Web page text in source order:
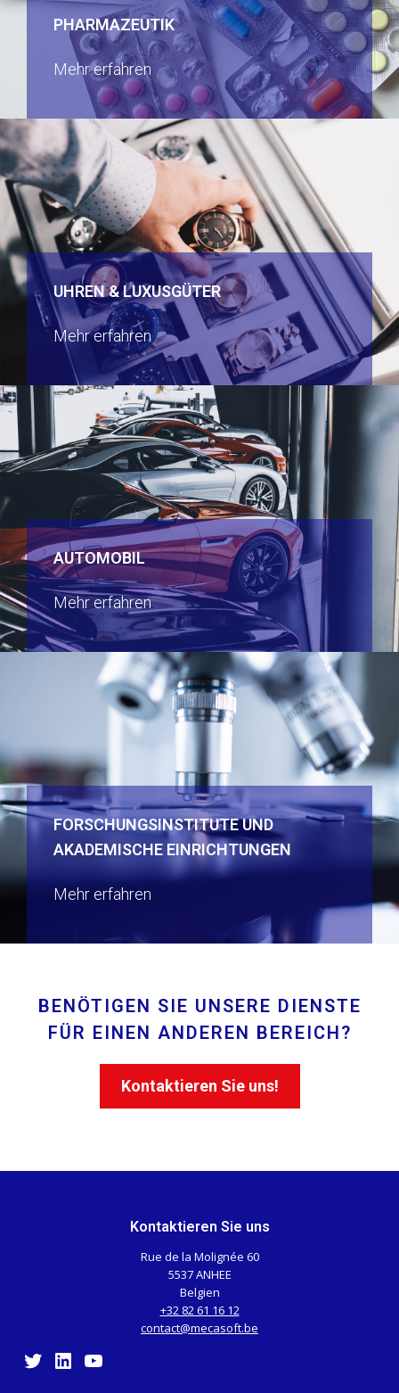
PHARMAZEUTIK
Mehr erfahren
UHREN & LUXUSGÜTER
Mehr erfahren
AUTOMOBIL
Mehr erfahren
FORSCHUNGSINSTITUTE UND
AKADEMISCHE EINRICHTUNGEN
Mehr erfahren
BENÖTIGEN SIE UNSERE DIENSTE
FÜR EINEN ANDEREN BEREICH?
Kontaktieren Sie uns!
Kontaktieren Sie uns
Rue de la Molignée 60
5537 ANHEE
Belgien
+32 82 61 16 12
contact@mecasoft.be
Twitter
LinkedIn